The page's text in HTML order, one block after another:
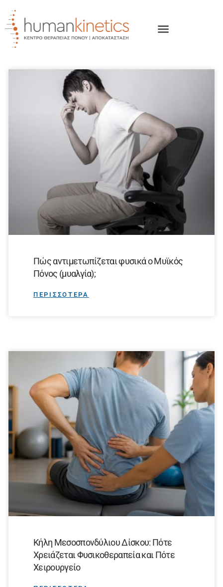
Πώς αντιμετωπίζεται φυσικά ο Μυϊκός
Πόνος (μυαλγία);
ΠΕΡΙΣΣΟΤΕΡΑ
Κήλη Μεσοσπονδύλιου Δίσκου: Πότε
Χρειάζεται Φυσικοθεραπεία και Πότε
Χειρουργείο